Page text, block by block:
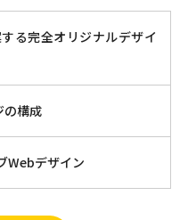
る完全オリジナルデザイ
の構成
Webデザイン